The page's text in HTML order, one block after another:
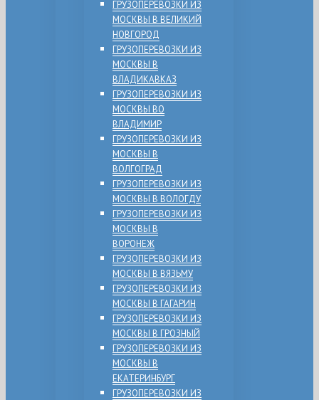
ГРУЗОПЕРЕВОЗКИ ИЗ
МОСКВЫ В ВЕЛИКИЙ
НОВГОРОД
ГРУЗОПЕРЕВОЗКИ ИЗ
МОСКВЫ В
ВЛАДИКАВКАЗ
ГРУЗОПЕРЕВОЗКИ ИЗ
МОСКВЫ ВО
ВЛАДИМИР
ГРУЗОПЕРЕВОЗКИ ИЗ
МОСКВЫ В
ВОЛГОГРАД
ГРУЗОПЕРЕВОЗКИ ИЗ
МОСКВЫ В ВОЛОГДУ
ГРУЗОПЕРЕВОЗКИ ИЗ
МОСКВЫ В
ВОРОНЕЖ
ГРУЗОПЕРЕВОЗКИ ИЗ
МОСКВЫ В ВЯЗЬМУ
ГРУЗОПЕРЕВОЗКИ ИЗ
МОСКВЫ В ГАГАРИН
ГРУЗОПЕРЕВОЗКИ ИЗ
МОСКВЫ В ГРОЗНЫЙ
ГРУЗОПЕРЕВОЗКИ ИЗ
МОСКВЫ В
ЕКАТЕРИНБУРГ
ГРУЗОПЕРЕВОЗКИ ИЗ